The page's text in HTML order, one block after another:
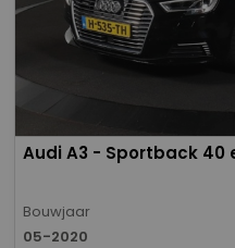
Audi A3 - Sportback 40
Bouwjaar
05-2020